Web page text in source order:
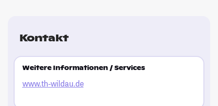
Kontakt
Weitere Informationen / Services
www.th-wildau.de